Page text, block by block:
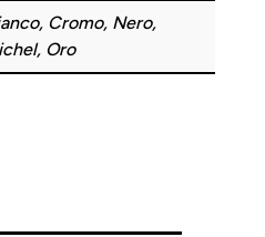
Cromo, Nero,
Oro